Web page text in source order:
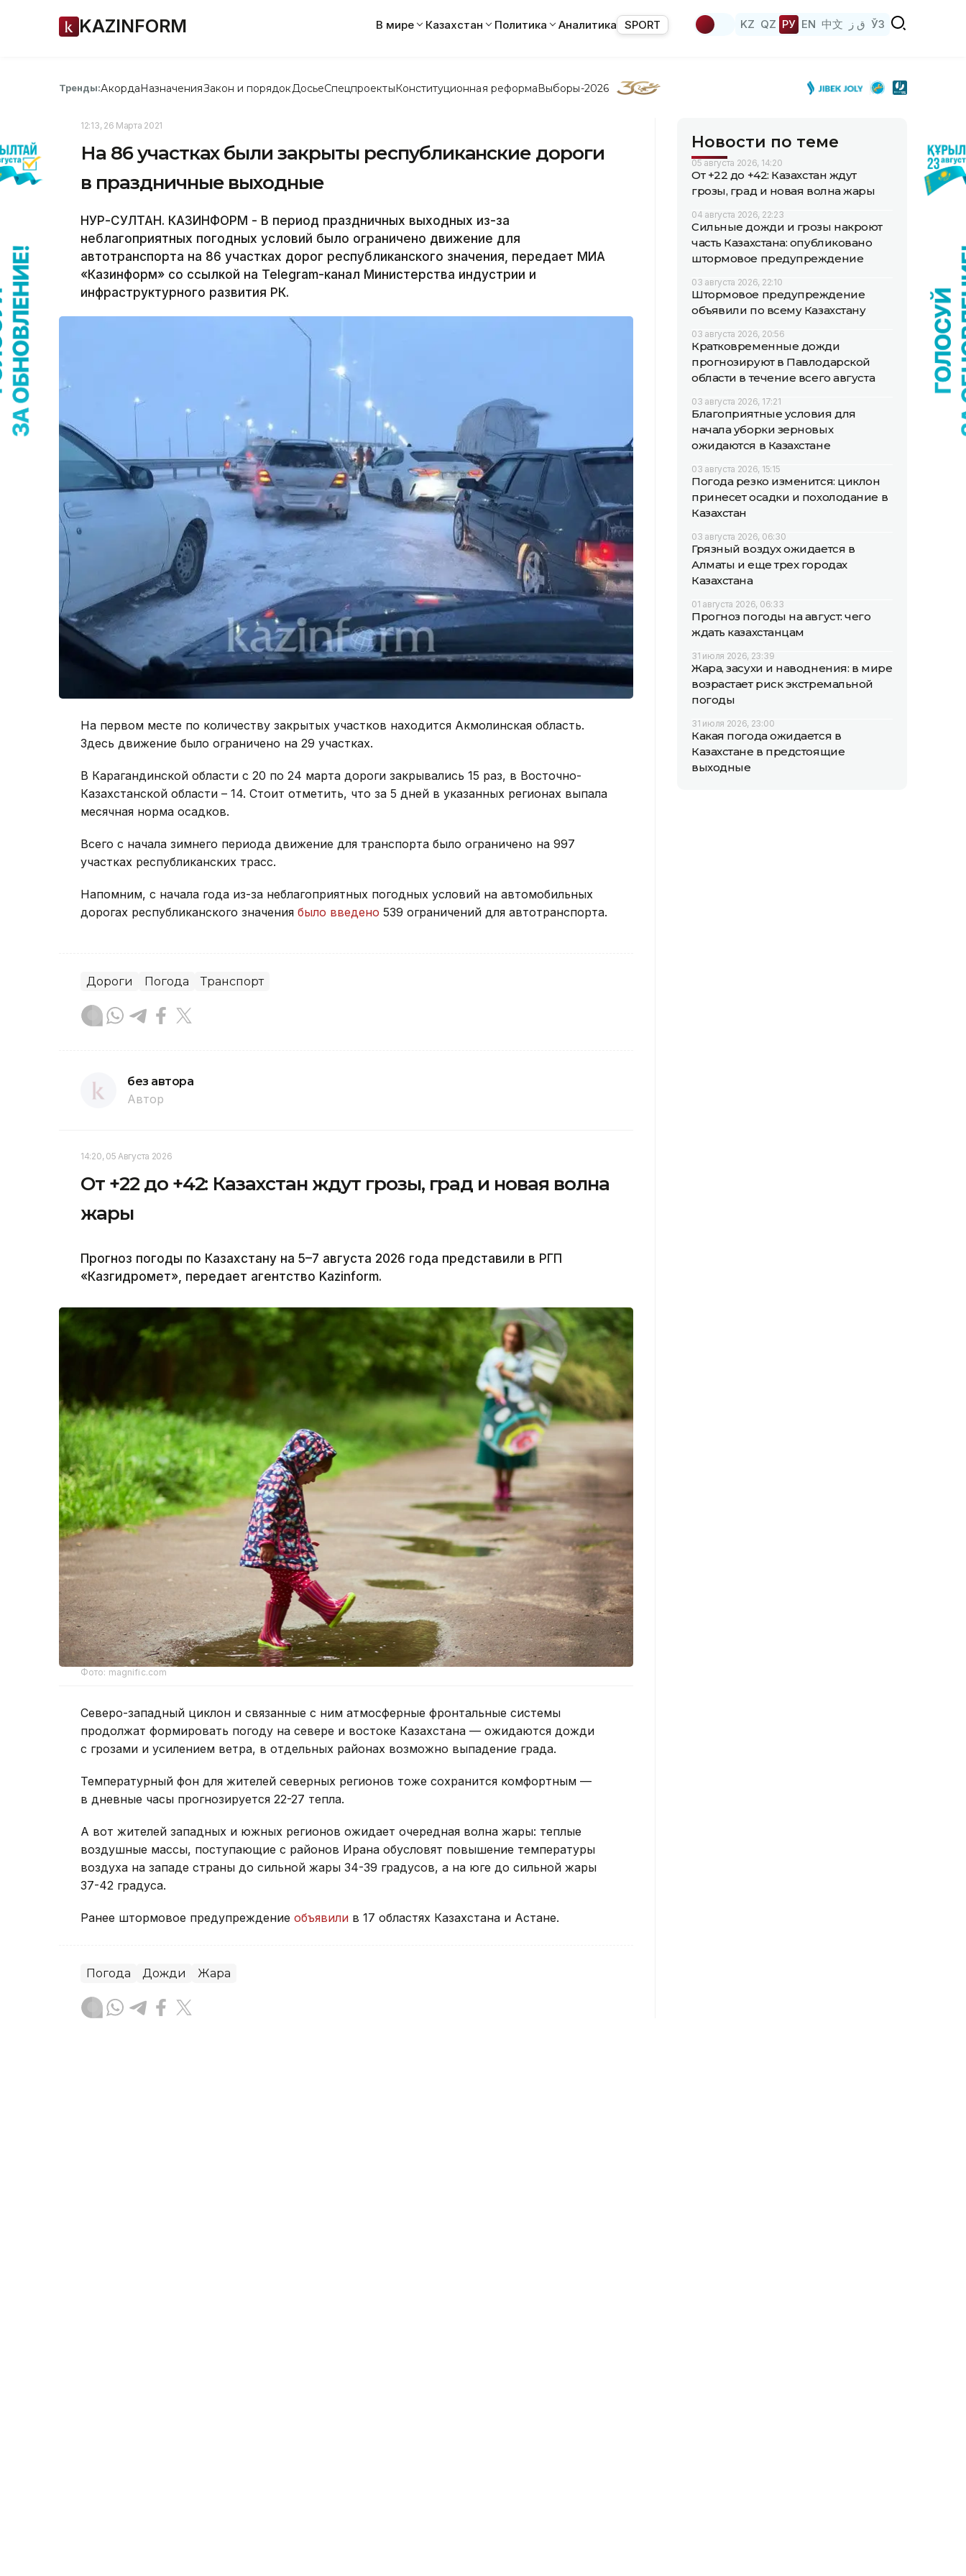
KAZINFORM В мире Казахстан Политика Аналитика SPORT KZ QZ РУ EN 中文 ق ز ЎЗ
Тренды:АкордаНазначенияЗакон и порядок ДосьеСпецпроектыКонституционная реформаВыборы-2026
12:13, 26 Марта 2021
На 86 участках были закрыты республиканские дороги
в праздничные выходные
НУР-СУЛТАН. КАЗИНФОРМ - В период праздничных выходных из-за
неблагоприятных погодных условий было ограничено движение для
автотранспорта на 86 участках дорог республиканского значения, передает МИА
«Казинформ» со ссылкой на Telegram-канал Министерства индустрии и
инфраструктурного развития РК.
На первом месте по количеству закрытых участков находится Акмолинская область.
Здесь движение было ограничено на 29 участках.
В Карагандинской области с 20 по 24 марта дороги закрывались 15 раз, в Восточно-
Казахстанской области – 14. Стоит отметить, что за 5 дней в указанных регионах выпала
месячная норма осадков.
Всего с начала зимнего периода движение для транспорта было ограничено на 997
участках республиканских трасс.
Напомним, с начала года из-за неблагоприятных погодных условий на автомобильных
дорогах республиканского значения было введено 539 ограничений для автотранспорта.
Дороги Погода Транспорт
без автора
Автор
14:20, 05 Августа 2026
От +22 до +42: Казахстан ждут грозы, град и новая волна
жары
Прогноз погоды по Казахстану на 5–7 августа 2026 года представили в РГП
«Казгидромет», передает агентство Kazinform.
Фото: magnific.com
Северо-западный циклон и связанные с ним атмосферные фронтальные системы
продолжат формировать погоду на севере и востоке Казахстана — ожидаются дожди
с грозами и усилением ветра, в отдельных районах возможно выпадение града.
Температурный фон для жителей северных регионов тоже сохранится комфортным —
в дневные часы прогнозируется 22-27 тепла.
А вот жителей западных и южных регионов ожидает очередная волна жары: теплые
воздушные массы, поступающие с районов Ирана обусловят повышение температуры
воздуха на западе страны до сильной жары 34-39 градусов, а на юге до сильной жары
37-42 градуса.
Ранее штормовое предупреждение объявили в 17 областях Казахстана и Астане.
Погода Дожди Жара
Новости по теме
05 августа 2026, 14:20
От +22 до +42: Казахстан ждут
грозы, град и новая волна жары
04 августа 2026, 22:23
Сильные дожди и грозы накроют
часть Казахстана: опубликовано
штормовое предупреждение
03 августа 2026, 22:10
Штормовое предупреждение
объявили по всему Казахстану
03 августа 2026, 20:56
Кратковременные дожди
прогнозируют в Павлодарской
области в течение всего августа
03 августа 2026, 17:21
Благоприятные условия для
начала уборки зерновых
ожидаются в Казахстане
03 августа 2026, 15:15
Погода резко изменится: циклон
принесет осадки и похолодание в
Казахстан
03 августа 2026, 06:30
Грязный воздух ожидается в
Алматы и еще трех городах
Казахстана
01 августа 2026, 06:33
Прогноз погоды на август: чего
ждать казахстанцам
31 июля 2026, 23:39
Жара, засухи и наводнения: в мире
возрастает риск экстремальной
погоды
31 июля 2026, 23:00
Какая погода ожидается в
Казахстане в предстоящие
выходные